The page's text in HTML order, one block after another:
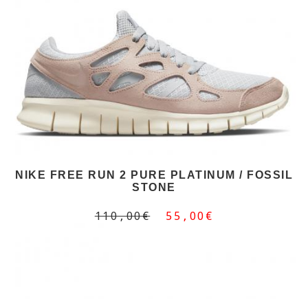
NIKE FREE RUN 2 PURE PLATINUM / FOSSIL
STONE
110,00€ 55,00€